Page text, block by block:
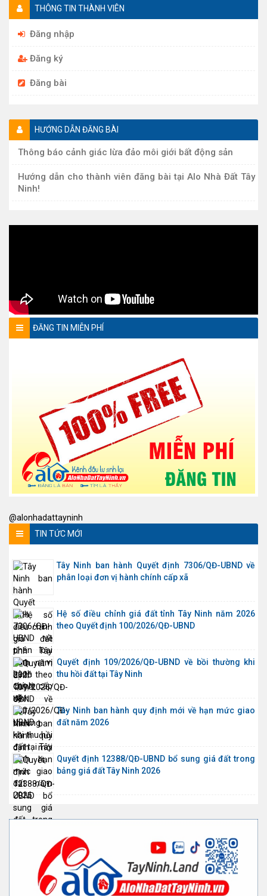
THÔNG TIN THÀNH VIÊN
Đăng nhập
Đăng ký
Đăng bài
HƯỚNG DẪN ĐĂNG BÀI
Thông báo cảnh giác lừa đảo môi giới bất động sản
Hướng dẫn cho thành viên đăng bài tại Alo Nhà Đất Tây
Ninh!
ĐĂNG TIN MIỄN PHÍ
@alonhadattayninh
TIN TỨC MỚI
Tây Ninh ban hành Quyết định 7306/QĐ-UBND về
phân loại đơn vị hành chính cấp xã
Hệ số điều chỉnh giá đất tỉnh Tây Ninh năm 2026
theo Quyết định 100/2026/QĐ-UBND
Quyết định 109/2026/QĐ-UBND về bồi thường khi
thu hồi đất tại Tây Ninh
Tây Ninh ban hành quy định mới về hạn mức giao
đất năm 2026
Quyết định 12388/QĐ-UBND bổ sung giá đất trong
bảng giá đất Tây Ninh 2026